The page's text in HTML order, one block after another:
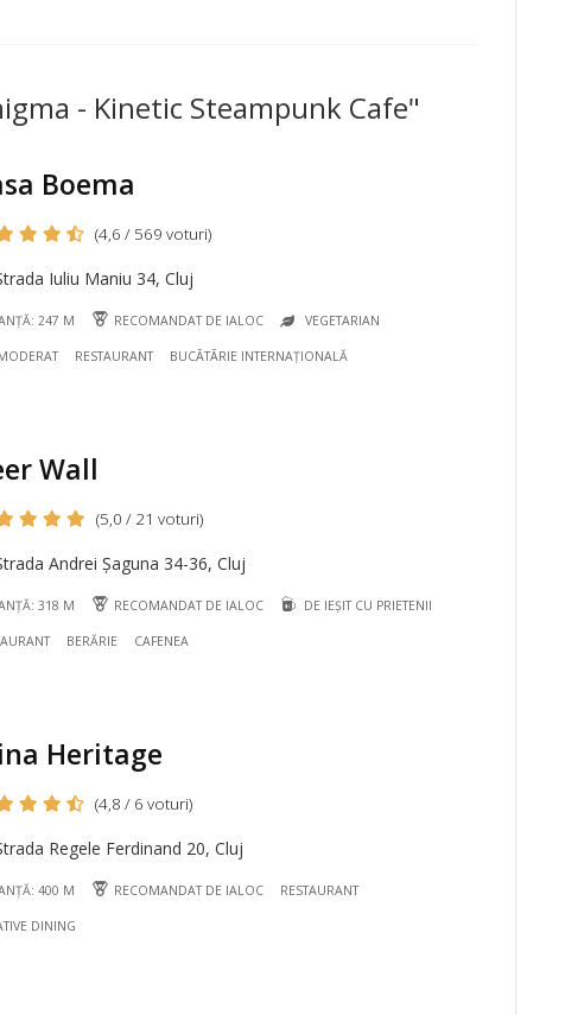
- Kinetic Steampunk Cafe"
Boema
(4,6 / 569 voturi)
Iuliu Maniu 34, Cluj
247 M RECOMANDAT DE IALOC VEGETARIAN
RESTAURANT BUCÃTÃRIE INTERNAȚIONALĂ
Wall
(5,0 / 21 voturi)
Andrei Șaguna 34-36, Cluj
318 M RECOMANDAT DE IALOC DE IEȘIT CU PRIETENII
BERĂRIE CAFENEA
Heritage
(4,8 / 6 voturi)
Regele Ferdinand 20, Cluj
400 M RECOMANDAT DE IALOC RESTAURANT
DINING